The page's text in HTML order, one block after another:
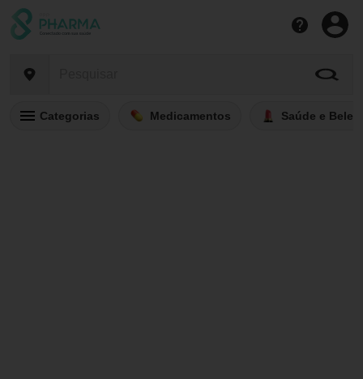
Categorias Medicamentos Saúde e